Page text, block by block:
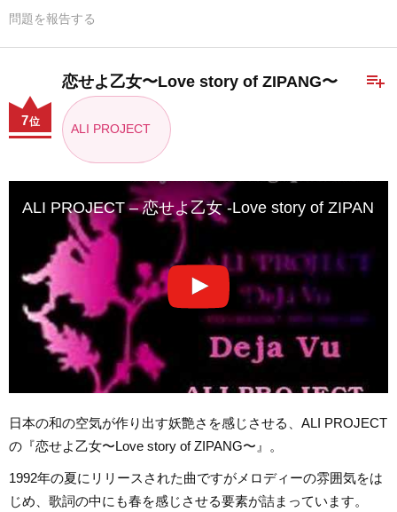
問題を報告する
playlist_add
恋せよ乙女〜Love story of ZIPANG〜
ALI PROJECT
7位
ALI PROJECT – 恋せよ乙女 -Love story of ZIPANG-
日本の和の空気が作り出す妖艶さを感じさせる、ALI PROJECT
の『恋せよ乙女〜Love story of ZIPANG〜』。
1992年の夏にリリースされた曲ですがメロディーの雰囲気をは
じめ、歌詞の中にも春を感じさせる要素が詰まっています。